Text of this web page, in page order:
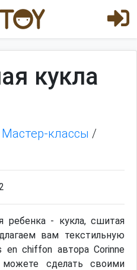
кукла
Мастер-классы /
ребенка - кукла, сшитая
вам текстильную
chiffon автора Corinne
сделать своими